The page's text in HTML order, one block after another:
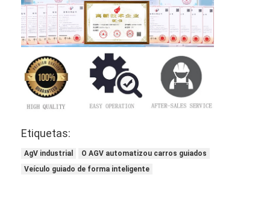
Etiquetas:
AgV industrial
O AGV automatizou carros guiados
Veículo guiado de forma inteligente